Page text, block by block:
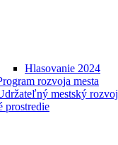
Hlasovanie 2024
rozvoja mesta
mestský rozvoj
prostredie